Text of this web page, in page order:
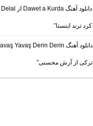
کرد ترند اینستا”
ترکی از آرش محسنی”